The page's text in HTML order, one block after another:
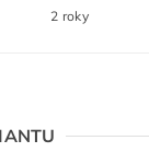
2 roky